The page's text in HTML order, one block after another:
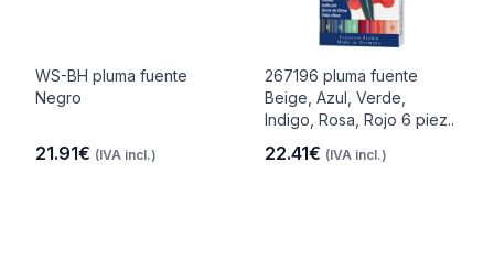
WS-BH pluma fuente
Negro
21.91€ (IVA incl.)
267196 pluma fuente
Beige, Azul, Verde,
Indigo, Rosa, Rojo 6 piez..
22.41€ (IVA incl.)